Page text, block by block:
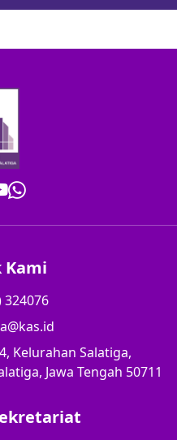
Kami
324076
Kelurahan Salatiga,
Jawa Tengah 50711